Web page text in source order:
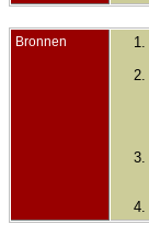
Bronnen